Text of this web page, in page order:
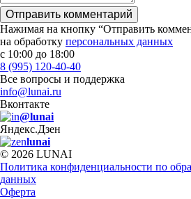
Отправить комментарий
Нажимая на кнопку “Отправить
на обработку персональных данных
с 10:00 до 18:00
8 (995) 120-40-40
Все вопросы и поддержка
info@lunai.ru
Вконтакте
@lunai
Яндекс.Дзен
lunai
© 2026 LUNAI
Политика конфиденциальности по
данных
Оферта